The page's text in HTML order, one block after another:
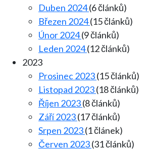
Duben 2024(6 článků)
Březen 2024(15 článků)
Únor 2024(9 článků)
Leden 2024(12 článků)
2023
Prosinec 2023(15 článků)
Listopad 2023(18 článků)
Říjen 2023(8 článků)
Září 2023(17 článků)
Srpen 2023(1 článek)
Červen 2023(31 článků)